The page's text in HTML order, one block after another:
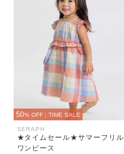
50% OFF | TIME SALE
SERAPH
★タイムセール★サマーフリル
ワンピース